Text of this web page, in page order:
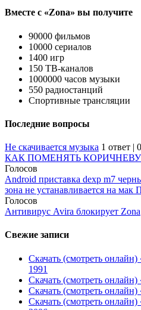
Вместе с «Zona» вы получите
90000 фильмов
10000 сериалов
1400 игр
150 ТВ-каналов
1000000 часов музыки
550 радиостанций
Спортивные трансляции
Последние вопросы
Не скачивается музыка 1 ответ |
КАК ПОМЕНЯТЬ
Голосов
Android приставка dexp m7
зона не устанавливается на мак
Голосов
Антивирус Avira блокирует Zona
Свежие записи
Скачать (смотреть
1991
Скачать (смотреть
Скачать (смотреть
Скачать (смотреть